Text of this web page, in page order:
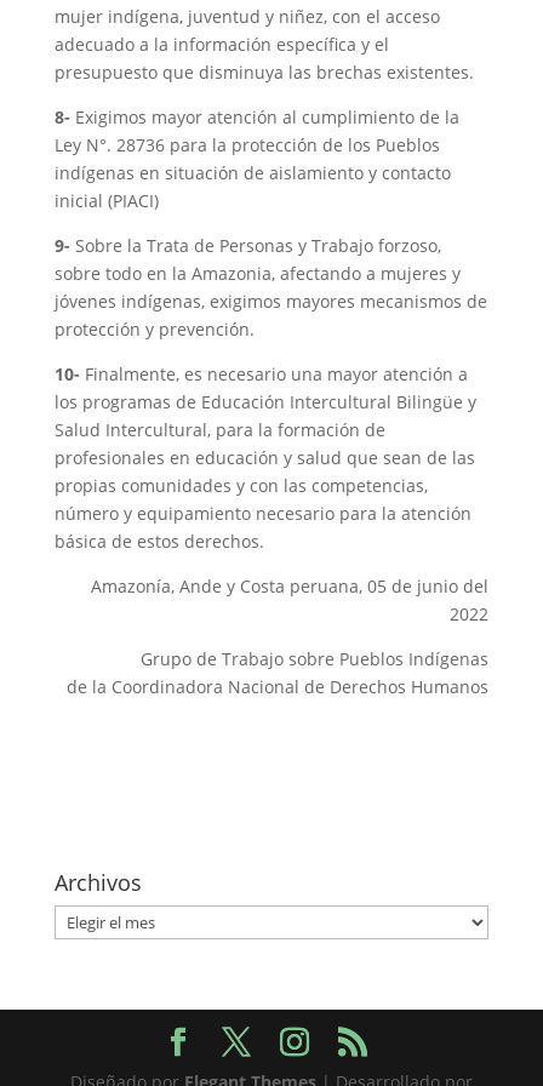
mujer indígena, juventud y niñez, con el acceso
adecuado a la información específica y el
presupuesto que disminuya las brechas existentes.
8- Exigimos mayor atención al cumplimiento de la
Ley N°. 28736 para la protección de los Pueblos
indígenas en situación de aislamiento y contacto
inicial (PIACI)
9- Sobre la Trata de Personas y Trabajo forzoso,
sobre todo en la Amazonia, afectando a mujeres y
jóvenes indígenas, exigimos mayores mecanismos de
protección y prevención.
10- Finalmente, es necesario una mayor atención a
los programas de Educación Intercultural Bilingüe y
Salud Intercultural, para la formación de
profesionales en educación y salud que sean de las
propias comunidades y con las competencias,
número y equipamiento necesario para la atención
básica de estos derechos.
Amazonía, Ande y Costa peruana, 05 de junio del
2022
Grupo de Trabajo sobre Pueblos Indígenas
de la Coordinadora Nacional de Derechos Humanos
Archivos
Archivos